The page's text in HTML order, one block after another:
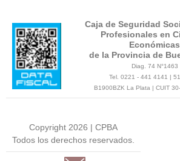
Caja de Seguridad
Profesionales en
Económicas
de la Provincia de
Diag. 74 N°1463
Tel. 0221 - 441 4141 |
B1900BZK La Plata | CUIT
Copyright 2026 | CPBA
Todos los derechos reservados.